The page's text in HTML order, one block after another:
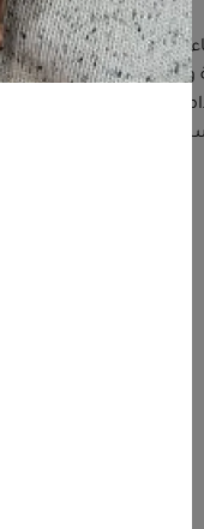
أو بعد الاستحمام مع
والسفلية واللثة في
مع معجون أسنان
ووجهين لحماية